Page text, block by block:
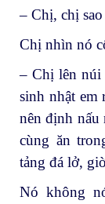
– Chị, chị
Chị nhìn nó
– Chị lên núi
sinh nhật em
nên định nấu
cùng ăn
tảng đá lở,
Nó không